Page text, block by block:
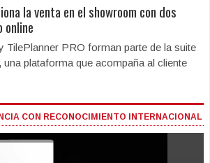
la venta en el showroom con dos
online
TilePlanner PRO forman parte de la suite
una plataforma que acompaña al cliente
CON RECONOCIMIENTO INTERNACIONAL